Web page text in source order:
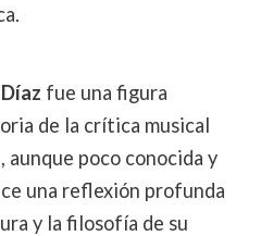
fue una figura
de la crítica musical
aunque poco conocida y
una reflexión profunda
y la filosofía de su